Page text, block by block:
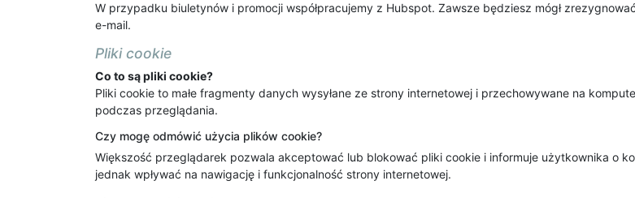
W przypadku biuletynów i promocji współpracujemy z Hubspot. Zawsze będziesz mógł
e-mail.
Pliki cookie
Co to są pliki cookie?
Pliki cookie to małe fragmenty danych wysyłane ze strony internetowej i przechowywane na
podczas przeglądania.
Czy mogę odmówić użycia plików cookie?
Większość przeglądarek pozwala akceptować lub blokować pliki cookie i informuje użytkownika o
jednak wpływać na nawigację i funkcjonalność strony internetowej.